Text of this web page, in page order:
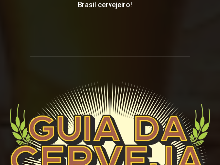
Brasil cervejeiro!